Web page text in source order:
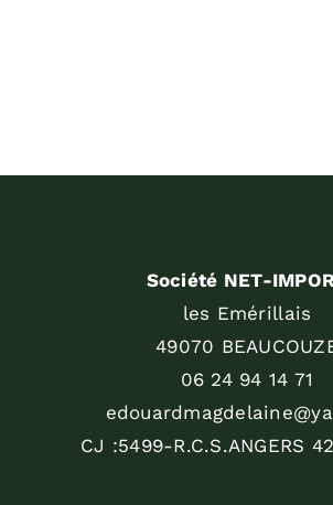
Société NET-
les Emérillais
49070
06 24 94 14 71
CJ :5499-R.C.S.ANGERS